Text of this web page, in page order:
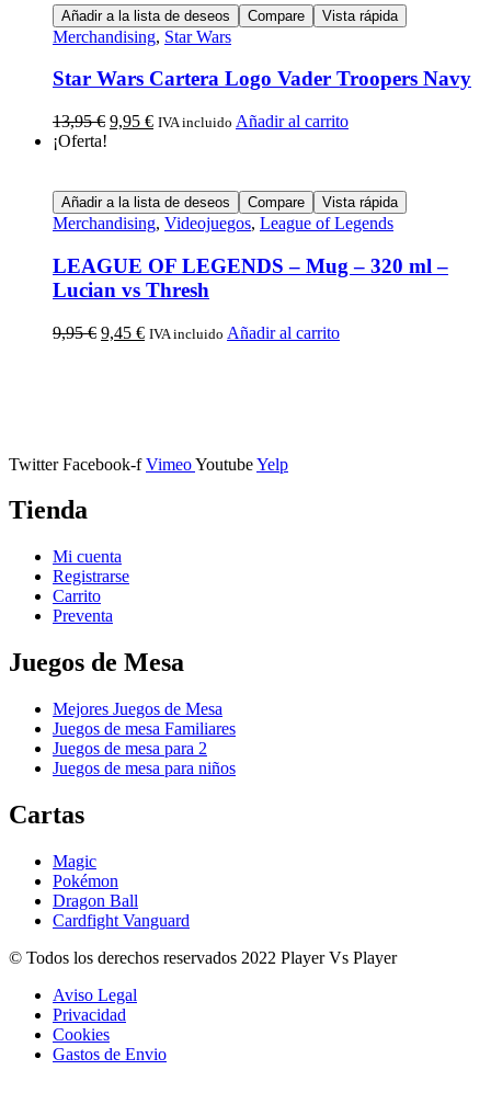
Añadir a la lista de deseos Compare Vista rápida
Merchandising, Star Wars
Star Wars Cartera Logo Vader Troopers Navy
13,95€ 9,95 € IVA incluido Añadir al carrito
¡Oferta!
Añadir a la lista de deseos Compare Vista rápida
Merchandising, Videojuegos, League of Legends
LEAGUE OF LEGENDS – Mug – 320 ml –
Lucian vs Thresh
9,95€ 9,45 € IVA incluido Añadir al carrito
Twitter Facebook-f VimeoYoutubeYelp
Tienda
Mi cuenta
Registrarse
Carrito
Preventa
Juegos de Mesa
Mejores Juegos de Mesa
Juegos de mesa Familiares
Juegos de mesa para 2
Juegos de mesa para niños
Cartas
Magic
Pokémon
Dragon Ball
Cardfight Vanguard
© Todos los derechos reservados 2022 Player Vs Player
Aviso Legal
Privacidad
Cookies
Gastos de Envio